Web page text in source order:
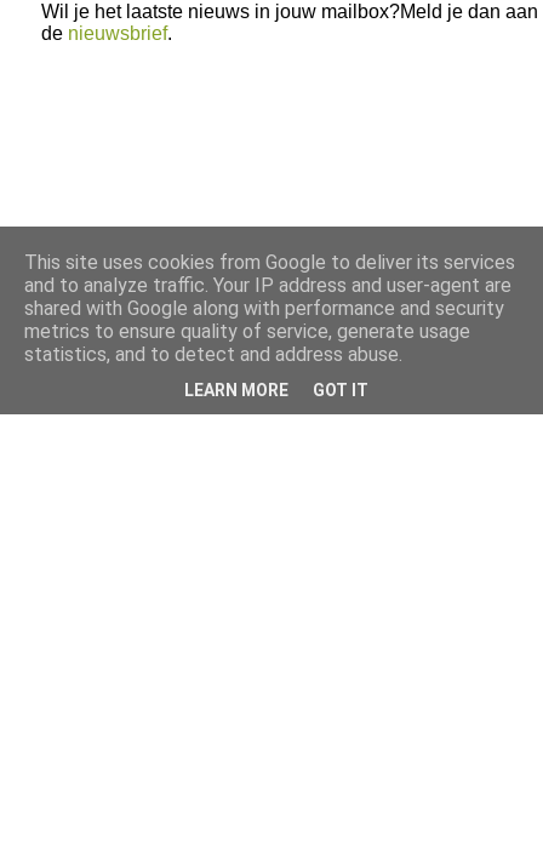
Wil je het laatste nieuws in jouw mailbox?Meld je dan aan
de nieuwsbrief.
This site uses cookies from Google to deliver its services
and to analyze traffic. Your IP address and user-agent are
shared with Google along with performance and security
metrics to ensure quality of service, generate usage
statistics, and to detect and address abuse.
LEARN MORE GOT IT